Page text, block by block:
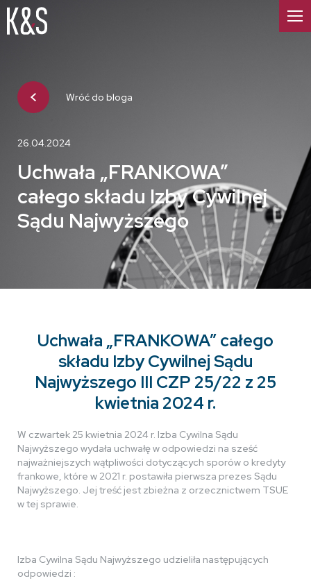
Wróć do bloga
26.04.2024
Uchwała „FRANKOWA”
całego składu Izby Cywilnej
Sądu Najwyższego
Uchwała „FRANKOWA” całego
składu Izby Cywilnej Sądu
Najwyższego III CZP 25/22 z 25
kwietnia 2024 r.
W czwartek 25 kwietnia 2024 r. Izba Cywilna Sądu
Najwyższego wydała uchwałę w odpowiedzi na sześć
najważniejszych wątpliwości dotyczących sporów o kredyty
frankowe, które w 2021 r. postawiła pierwsza prezes Sądu
Najwyższego. Jej treść jest zbieżna z orzecznictwem TSUE
w tej sprawie.
Izba Cywilna Sądu Najwyższego udzieliła następujących
odpowiedzi :